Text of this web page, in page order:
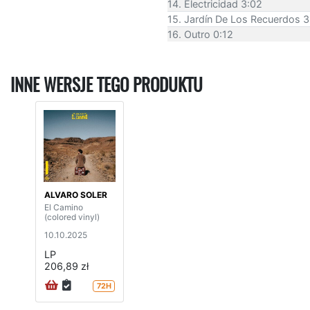
14. Electricidad 3:02
15. Jardín De Los Recuerdos
16. Outro 0:12
INNE WERSJE TEGO PRODUKTU
ALVARO SOLER
El Camino
(colored vinyl)
10.10.2025
LP
206,89 zł
72H